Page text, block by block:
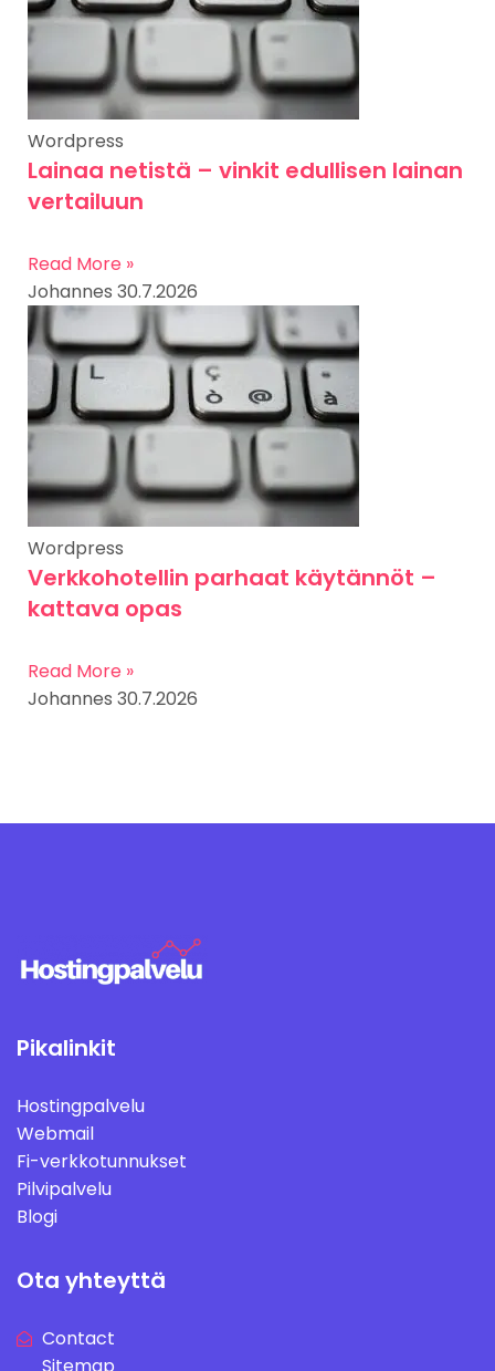
Wordpress
Lainaa netistä – vinkit edullisen lainan
vertailuun
Read More »
Johannes 30.7.2026
Wordpress
Verkkohotellin parhaat käytännöt –
kattava opas
Read More »
Johannes 30.7.2026
Pikalinkit
Hostingpalvelu
Webmail
Fi-verkkotunnukset
Pilvipalvelu
Blogi
Ota yhteyttä
Contact